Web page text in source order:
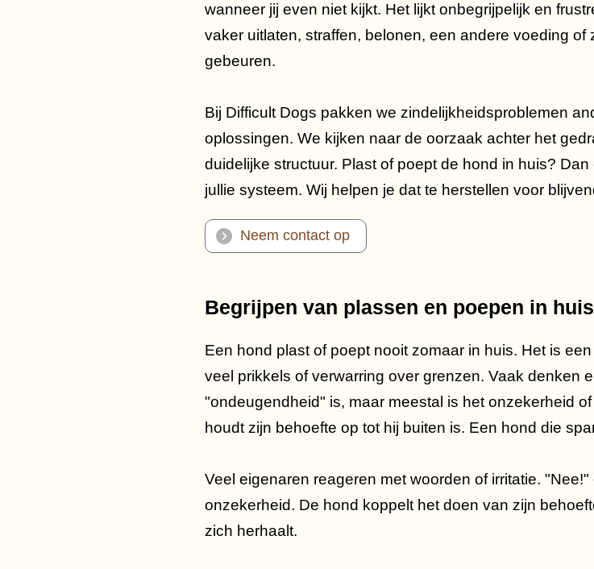
wanneer jij even niet kijkt. Het lijkt onbegrijpelijk en
vaker uitlaten, straffen, belonen, een andere voeding
gebeuren.
Bij Difficult Dogs pakken we zindelijkheidsproblemen
oplossingen. We kijken naar de oorzaak achter het
duidelijke structuur. Plast of poept de hond in huis?
jullie systeem. Wij helpen je dat te herstellen voor
Neem contact op
Begrijpen van plassen en poepen in huis
Een hond plast of poept nooit zomaar in huis. Het is
veel prikkels of verwarring over grenzen. Vaak denken
"ondeugendheid" is, maar meestal is het onzekerheid
houdt zijn behoefte op tot hij buiten is. Een hond die
Veel eigenaren reageren met woorden of irritatie.
onzekerheid. De hond koppelt het doen van zijn
zich herhaalt.